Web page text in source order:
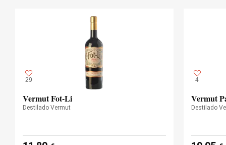
29
Vermut Fot-Li
Destilado Vermut
4
Vermut
Destilado